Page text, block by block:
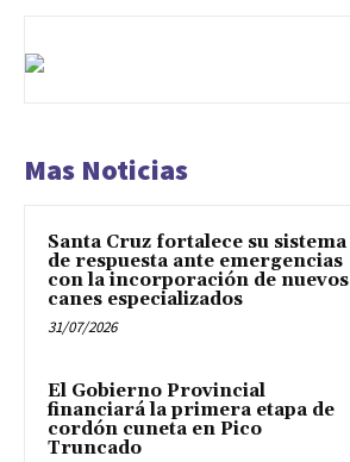
Mas Noticias
Santa Cruz fortalece su sistema
de respuesta ante emergencias
con la incorporación de nuevos
canes especializados
31/07/2026
El Gobierno Provincial
financiará la primera etapa de
cordón cuneta en Pico
Truncado